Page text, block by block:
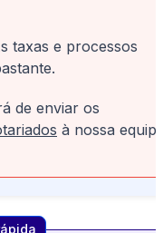
taxas e processos
de enviar os
à nossa